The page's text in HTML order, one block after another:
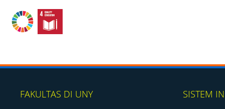
FAKULTAS DI UNY SISTEM